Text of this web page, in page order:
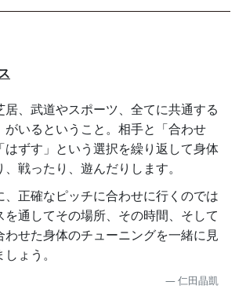
居、武道やスポーツ、全てに共通する
がいるということ。相手と「合わせ
はずす」という選択を繰り返して身体
戦ったり、遊んだりします。
、正確なピッチに合わせに行くのでは
を通してその場所、その時間、そして
わせた身体のチューニングを一緒に見
ょう。
仁田晶凱